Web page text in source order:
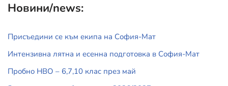
Новини/news:
Присъедини се към екипа на София-Мат
Интензивна лятна и есенна подготовка в София-Мат
Пробно НВО – 6,7,10 клас през май